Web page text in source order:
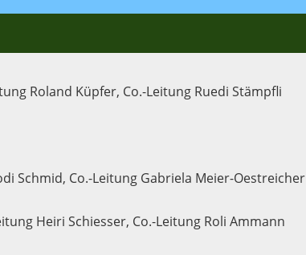
Roland Küpfer, Co.-Leitung Ruedi Stämpfli
Schmid, Co.-Leitung Gabriela Meier-Oestreicher
Heiri Schiesser, Co.-Leitung Roli Ammann